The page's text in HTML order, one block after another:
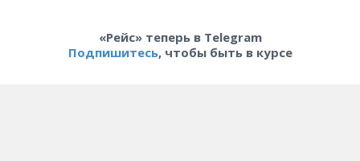
«Рейс» теперь в Telegram
Подпишитесь, чтобы быть в курсе